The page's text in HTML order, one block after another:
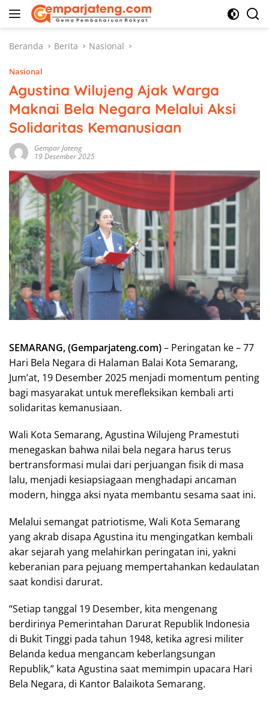
Langsung
Beranda
Berita Nasional
Nasional
Agustina Wilujeng Ajak Warga
Maknai Bela Negara Melalui Aksi
Solidaritas Kemanusiaan
Gempar Jateng
19 Desember 2025
SEMARANG, (Gemparjateng.com)– Peringatan ke – 77
Hari Bela Negara di Halaman Balai Kota Semarang,
Jum’at, 19 Desember 2025 menjadi momentum penting
bagi masyarakat untuk merefleksikan kembali arti
solidaritas kemanusiaan.
Wali Kota Semarang, Agustina Wilujeng Pramestuti
menegaskan bahwa nilai bela negara harus terus
bertransformasi mulai dari perjuangan fisik di masa
lalu, menjadi kesiapsiagaan menghadapi ancaman
modern, hingga aksi nyata membantu sesama saat ini.
Melalui semangat patriotisme, Wali Kota Semarang
yang akrab disapa Agustina itu mengingatkan kembali
akar sejarah yang melahirkan peringatan ini, yakni
keberanian para pejuang mempertahankan kedaulatan
saat kondisi darurat.
“Setiap tanggal 19 Desember, kita mengenang
berdirinya Pemerintahan Darurat Republik Indonesia
di Bukit Tinggi pada tahun 1948, ketika agresi militer
Belanda kedua mengancam keberlangsungan
Republik,” kata Agustina saat memimpin upacara Hari
Bela Negara, di Kantor Balaikota Semarang.